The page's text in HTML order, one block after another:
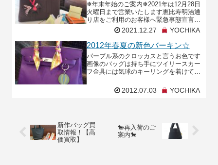
❄年末年始のご案内❄2021年は12月28日
火曜日まで営業いたします恵比寿明治通
り店をご利用のお客様へ緊急事態宣言解
除後も多くのお客様のご利用を頂き誠に
ありがとうございます！ですがまだまだ
気が緩まない
2021.12.27 YOCHIKA
2012年春夏の新色バーキン☆
パープル系のクロッカスと言うお色です
画像のバッグは持ち手にツイリースカー
フ金具には気球のキーリングを着けてお
めかししています☆こちらは人気のフリ
ンジキーホルダーで華やかにアレンジし
ましたよ☆
2012.07.03 YOCHIKA
新作バッグ買
取情報！【高
価買取】
🐎再入荷のご
案内🐎